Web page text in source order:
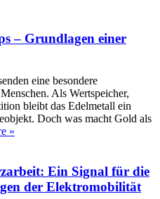
– Grundlagen einer
eine besondere
Als Wertspeicher,
bleibt das Edelmetall ein
Doch was macht Gold als
»
Ein Signal für die
der Elektromobilität